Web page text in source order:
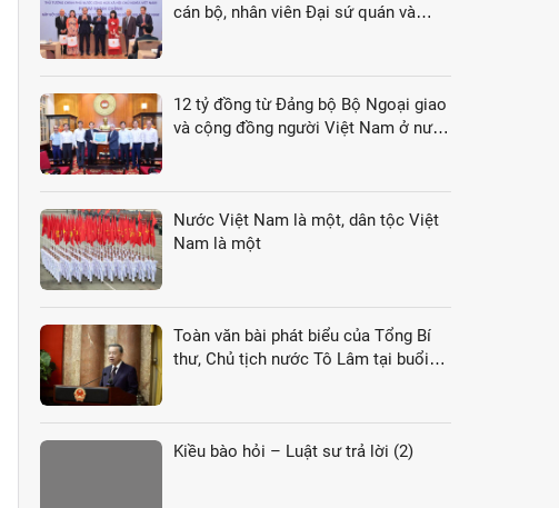
cán bộ, nhân viên Đại sứ quán và
12 tỷ đồng từ Đảng bộ Bộ Ngoại giao
và cộng đồng người Việt Nam ở nước
Nước Việt Nam là một, dân tộc Việt
Nam là một
Toàn văn bài phát biểu của Tổng Bí
thư, Chủ tịch nước Tô Lâm tại buổi
Kiều bào hỏi – Luật sư trả lời (2)